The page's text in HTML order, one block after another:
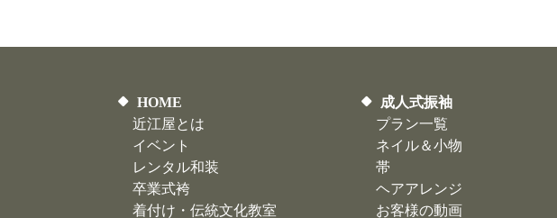
HOME
近江屋とは
イベント
レンタル和装
卒業式袴
着付け・伝統文化教室
成人式振袖
プラン一覧
ネイル＆小物
帯
ヘアアレンジ
お客様の動画